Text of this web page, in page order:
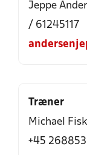
Jeppe
/ 61245117
Træner
Michael
+45